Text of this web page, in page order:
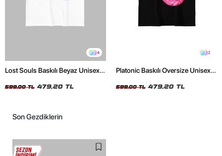
4
Lost Souls Baskılı Beyaz Unisex
599,00 TL 479,20 TL
2
Platonic Baskılı Oversize Unisex
599,00 TL 479,20 TL
Son Gezdiklerin